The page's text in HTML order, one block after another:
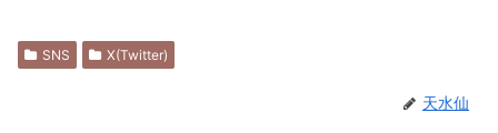
SNS X(Twitter)
天水仙